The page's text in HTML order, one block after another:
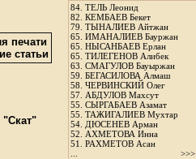
печати
статьи
"Скат"
84. ТЕЛЬ Леонид
82. КЕМБАЕВ Бекет
79. ТЫНАЛИЕВ Айтжан
65. ИМАНАЛИЕВ Бауржан
65. НЫСАНБАЕВ Ерлан
65. ТИЛЕГЕНОВ Алибек
63. СМАГУЛОВ Бауыржан
59. БЕГАСИЛОВА Алмаш
58. ЧЕРВИНСКИЙ Олег
57. АБДУЛОВ Махсут
55. СЫРГАБАЕВ Азамат
55. ТАЖИГАЛИЕВ Мухтар
54. ДЮСЕНЕВ Арман
52. АХМЕТОВА Инна
51. РАХМЕТОВ Асан
>>>